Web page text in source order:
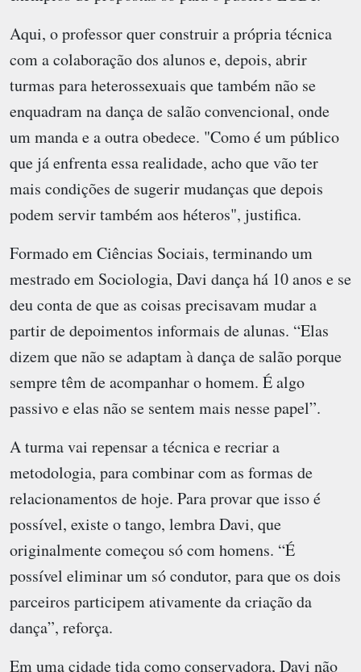
Aqui, o professor quer construir a própria técnica
com a colaboração dos alunos e, depois, abrir
turmas para heterossexuais que também não se
enquadram na dança de salão convencional, onde
um manda e a outra obedece. "Como é um público
que já enfrenta essa realidade, acho que vão ter
mais condições de sugerir mudanças que depois
podem servir também aos héteros", justifica.
Formado em Ciências Sociais, terminando um
mestrado em Sociologia, Davi dança há 10 anos e se
deu conta de que as coisas precisavam mudar a
partir de depoimentos informais de alunas. “Elas
dizem que não se adaptam à dança de salão porque
sempre têm de acompanhar o homem. É algo
passivo e elas não se sentem mais nesse papel”.
A turma vai repensar a técnica e recriar a
metodologia, para combinar com as formas de
relacionamentos de hoje. Para provar que isso é
possível, existe o tango, lembra Davi, que
originalmente começou só com homens. “É
possível eliminar um só condutor, para que os dois
parceiros participem ativamente da criação da
dança”, reforça.
Em uma cidade tida como conservadora, Davi não